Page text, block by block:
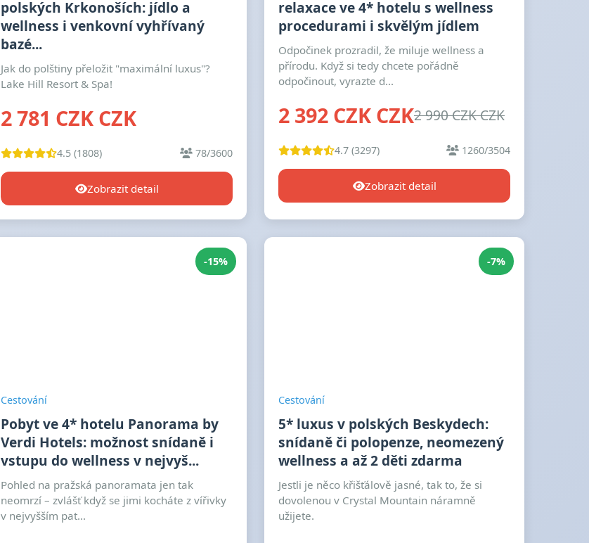
polských Krkonoších: jídlo a
wellness i venkovní vyhřívaný
bazé...
Jak do polštiny přeložit "maximální luxus"?
Lake Hill Resort & Spa!
2 781 CZK CZK
4.5 (1808) 78/3600
Zobrazit detail
relaxace ve 4* hotelu s wellness
procedurami i skvělým jídlem
Odpočinek prozradil, že miluje wellness a
přírodu. Když si tedy chcete pořádně
odpočinout, vyrazte d...
2 392 CZK CZK2 990 CZK CZK
4.7 (3297) 1260/3504
Zobrazit detail
-15%
Cestování
Pobyt ve 4* hotelu Panorama by
Verdi Hotels: možnost snídaně i
vstupu do wellness v nejvyš...
Pohled na pražská panoramata jen tak
neomrzí – zvlášť když se jimi kocháte z vířivky
v nejvyšším pat...
-7%
Cestování
5* luxus v polských Beskydech:
snídaně či polopenze, neomezený
wellness a až 2 děti zdarma
Jestli je něco křišťálově jasné, tak to, že si
dovolenou v Crystal Mountain náramně
užijete.